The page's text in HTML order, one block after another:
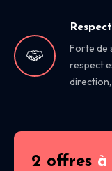
Forte de
respect
2 offres à